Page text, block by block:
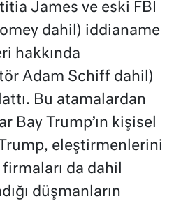
James ve eski FBI
dahil) iddianame
hakkında
Adam Schiff dahil)
Bu atamalardan
Bay Trump’ın kişisel
eleştirmenlerini
da dahil
düşmanların